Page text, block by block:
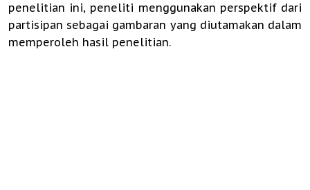
penelitian ini, peneliti menggunakan perspektif dari
partisipan sebagai gambaran yang diutamakan dalam
memperoleh hasil penelitian.